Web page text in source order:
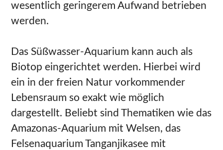
wesentlich geringerem Aufwand betrieben
werden.
Das Süßwasser-Aquarium kann auch als
Biotop eingerichtet werden. Hierbei wird
ein in der freien Natur vorkommender
Lebensraum so exakt wie möglich
dargestellt. Beliebt sind Thematiken wie das
Amazonas-Aquarium mit Welsen, das
Felsenaquarium Tanganjikasee mit